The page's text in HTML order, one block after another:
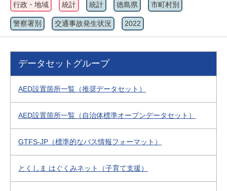
行政・地域 統計 統計 徳島県 市町村別
警察署別 交通事故発生状況 2022
データセットグループ
AED設置箇所一覧（推奨データセット）
AED設置箇所一覧（自治体標準オープンデータセット）
GTFS-JP（標準的なバス情報フォーマット）
とくしま はぐくみネット（子育て支援）